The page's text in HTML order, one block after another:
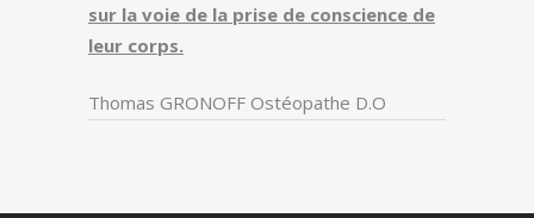
sur la voie de la prise de conscience de
leur corps.
Thomas GRONOFF Ostéopathe D.O